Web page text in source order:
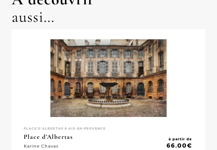
aussi…
PLACE D'ALBERTAS À AIX-EN-PROVENCE
Place d’Albertas
Karine Chavas
à partir de
66.00€